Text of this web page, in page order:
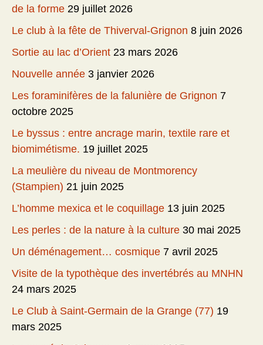
de la forme 29 juillet 2026
Le club à la fête de Thiverval-Grignon 8 juin 2026
Sortie au lac d’Orient 23 mars 2026
Nouvelle année 3 janvier 2026
Les foraminifères de la falunière de Grignon 7
octobre 2025
Le byssus : entre ancrage marin, textile rare et
biomimétisme. 19 juillet 2025
La meulière du niveau de Montmorency
(Stampien) 21 juin 2025
L’homme mexica et le coquillage 13 juin 2025
Les perles : de la nature à la culture 30 mai 2025
Un déménagement… cosmique 7 avril 2025
Visite de la typothèque des invertébrés au MNHN
24 mars 2025
Le Club à Saint-Germain de la Grange (77) 19
mars 2025